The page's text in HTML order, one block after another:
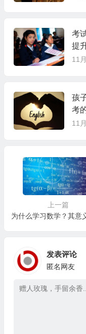
考
提
11
孩
考
11
上一篇
发表评论
匿名网友